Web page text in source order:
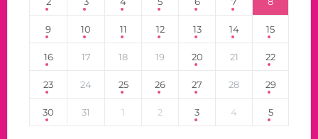
9 10 11 12 13 14 15
16 17 18 19 20 21 22
23 24 25 26 27 28 29
30 31 1 2 3 4 5